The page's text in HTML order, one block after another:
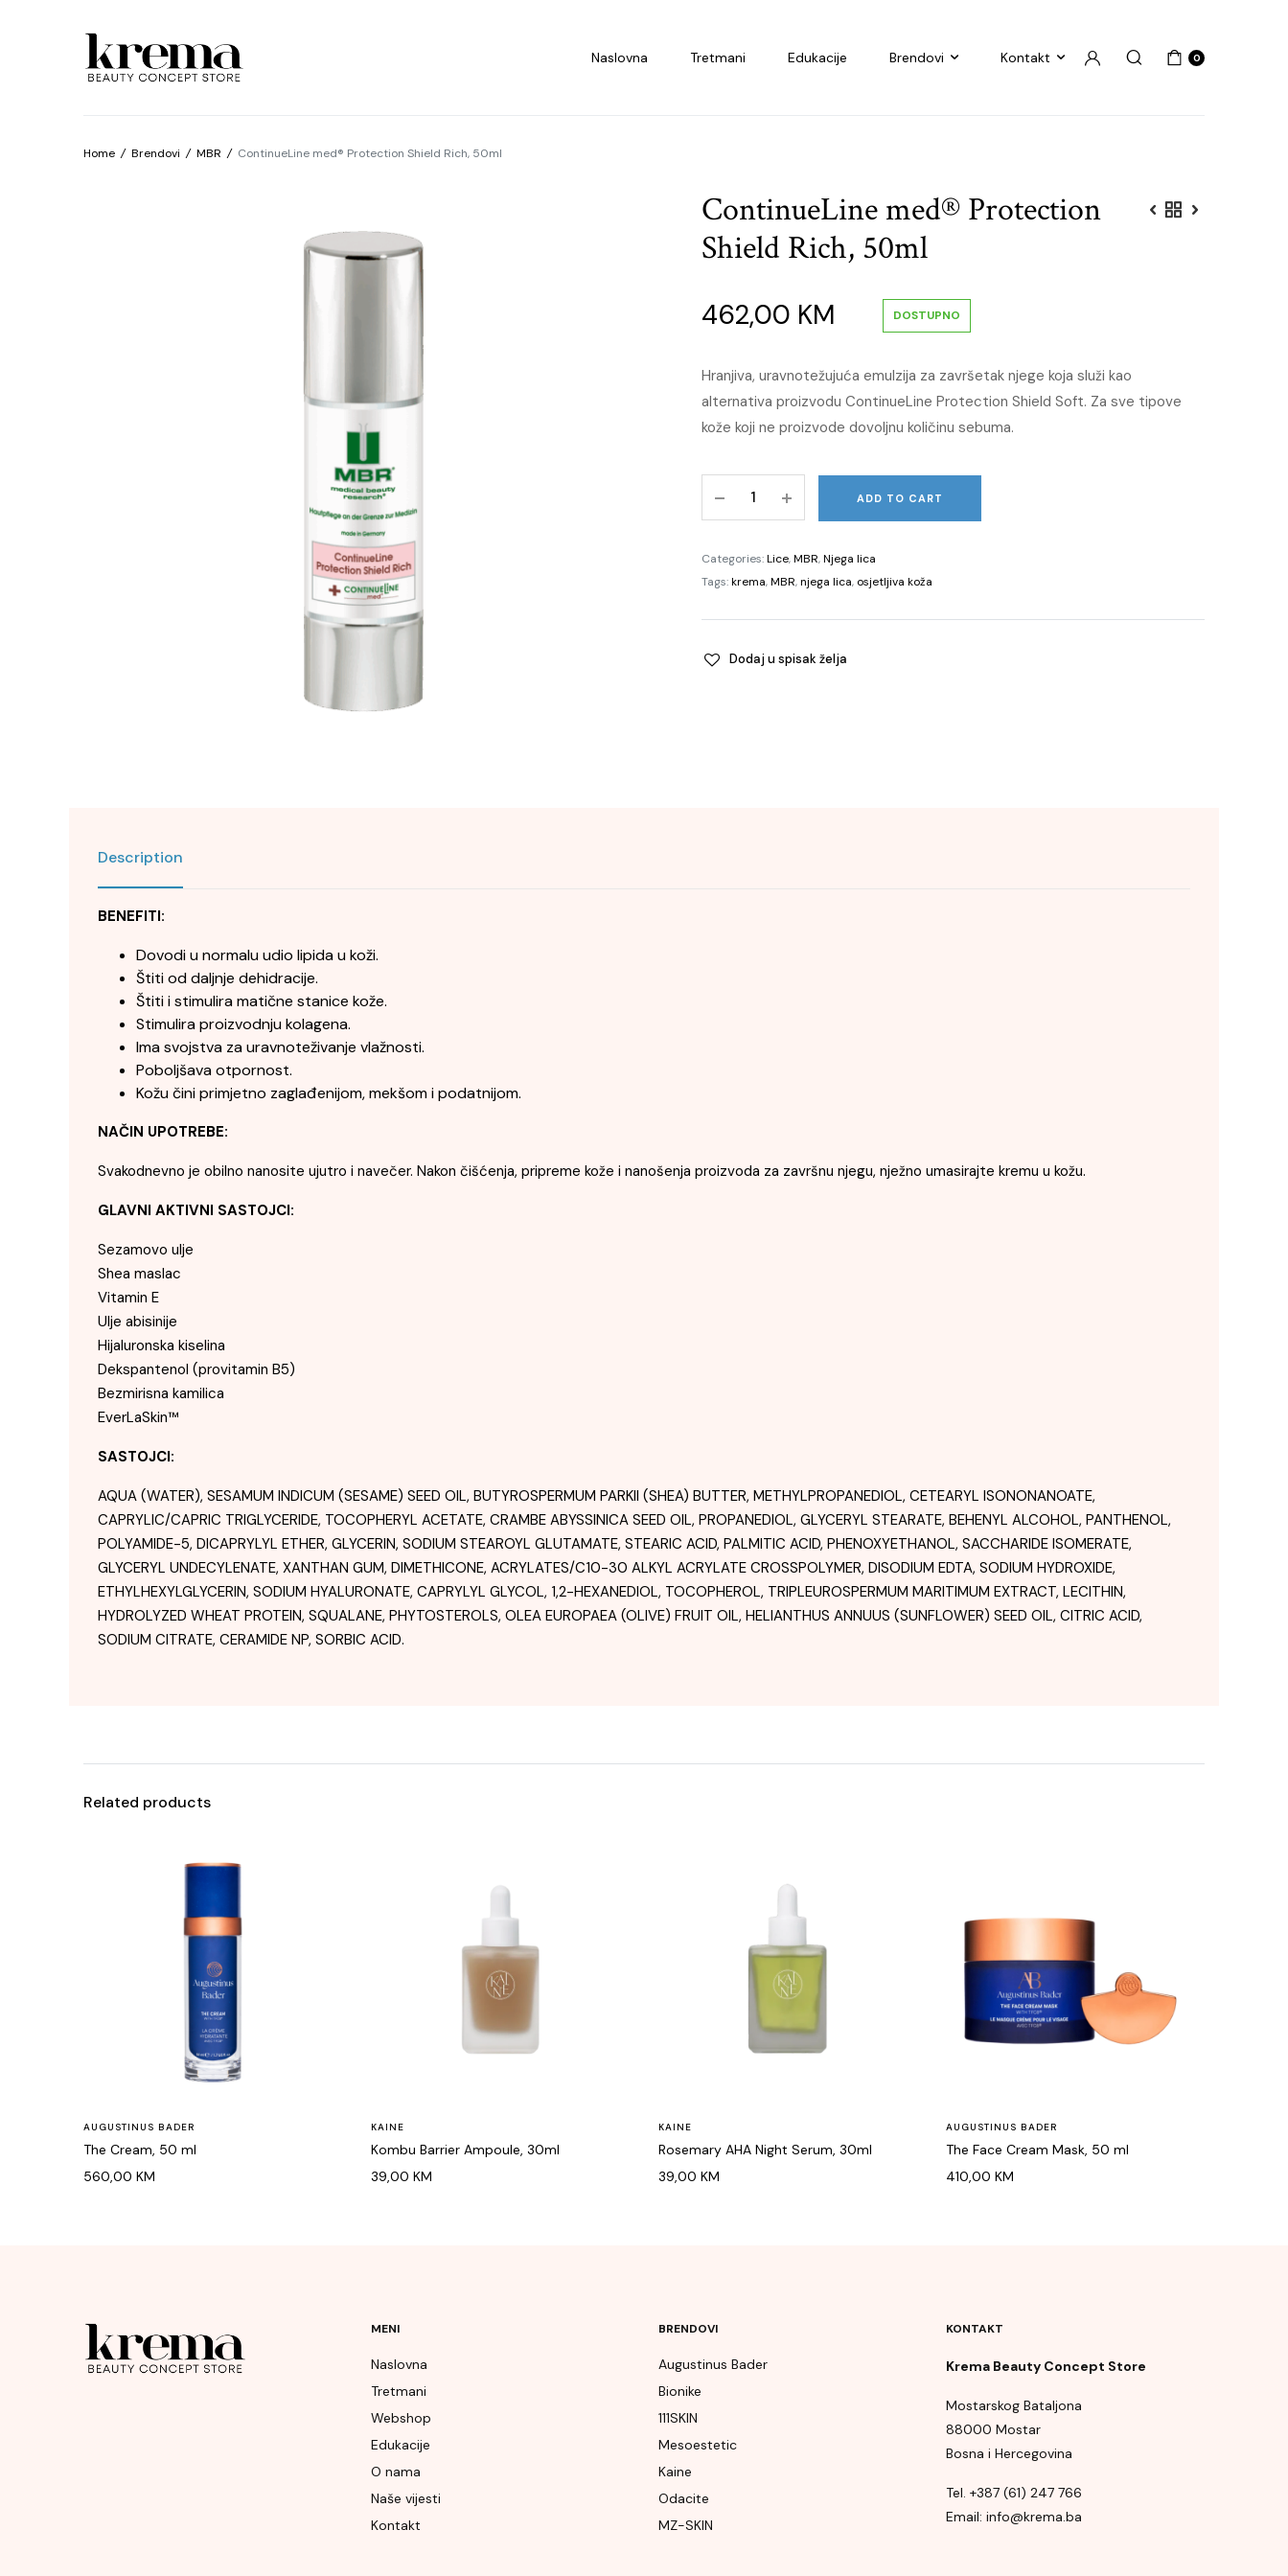
Naslovna Tretmani Edukacije Brendovi Kontakt 0
Home / Brendovi / MBR / ContinueLine med® Protection Shield Rich, 50ml
ContinueLine med® Protection
Shield Rich, 50ml
462,00 KM DOSTUPNO
Hranjiva, uravnotežujuća emulzija za završetak njege koja služi kao
alternativa proizvodu ContinueLine Protection Shield Soft. Za sve tipove
kože koji ne proizvode dovoljnu količinu sebuma.
med®
Shield
Rich,
quantity
ADD TO CART
Categories:Lice,MBR,Njega lica
Tags:krema,MBR,njega lica, osjetljiva koža
Dodaj u spisak želja
Description
BENEFITI:
Dovodi u normalu udio lipida u koži.
Štiti od daljnje dehidracije.
Štiti i stimulira matične stanice kože.
Stimulira proizvodnju kolagena.
Ima svojstva za uravnoteživanje vlažnosti.
Poboljšava otpornost.
Kožu čini primjetno zaglađenijom, mekšom i podatnijom.
NAČIN UPOTREBE:
Svakodnevno je obilno nanosite ujutro i navečer. Nakon čišćenja, pripreme kože i nanošenja proizvoda za završnu njegu, nježno umasirajte kremu u kožu.
GLAVNI AKTIVNI SASTOJCI:
Sezamovo ulje
Shea maslac
Vitamin E
Ulje abisinije
Hijaluronska kiselina
Dekspantenol (provitamin B5)
Bezmirisna kamilica
EverLaSkin™
SASTOJCI:
AQUA (WATER), SESAMUM INDICUM (SESAME) SEED OIL, BUTYROSPERMUM PARKII (SHEA) BUTTER, METHYLPROPANEDIOL, CETEARYL ISONONANOATE,
CAPRYLIC/CAPRIC TRIGLYCERIDE, TOCOPHERYL ACETATE, CRAMBE ABYSSINICA SEED OIL, PROPANEDIOL, GLYCERYL STEARATE, BEHENYL ALCOHOL, PANTHENOL,
POLYAMIDE-5, DICAPRYLYL ETHER, GLYCERIN, SODIUM STEAROYL GLUTAMATE, STEARIC ACID, PALMITIC ACID, PHENOXYETHANOL, SACCHARIDE ISOMERATE,
GLYCERYL UNDECYLENATE, XANTHAN GUM, DIMETHICONE, ACRYLATES/C10-30 ALKYL ACRYLATE CROSSPOLYMER, DISODIUM EDTA, SODIUM HYDROXIDE,
ETHYLHEXYLGLYCERIN, SODIUM HYALURONATE, CAPRYLYL GLYCOL, 1,2-HEXANEDIOL, TOCOPHEROL, TRIPLEUROSPERMUM MARITIMUM EXTRACT, LECITHIN,
HYDROLYZED WHEAT PROTEIN, SQUALANE, PHYTOSTEROLS, OLEA EUROPAEA (OLIVE) FRUIT OIL, HELIANTHUS ANNUUS (SUNFLOWER) SEED OIL, CITRIC ACID,
SODIUM CITRATE, CERAMIDE NP, SORBIC ACID.
Related products
AUGUSTINUS BADER
The Cream, 50 ml
560,00 KM
KAINE
Kombu Barrier Ampoule, 30ml
39,00 KM
KAINE
Rosemary AHA Night Serum, 30ml
39,00 KM
AUGUSTINUS BADER
The Face Cream Mask, 50 ml
410,00 KM
MENI
Naslovna
Tretmani
Webshop
Edukacije
O nama
Naše vijesti
Kontakt
BRENDOVI
Augustinus Bader
Bionike
111SKIN
Mesoestetic
Kaine
Odacite
MZ-SKIN
KONTAKT
Krema Beauty Concept Store
Mostarskog Bataljona
88000 Mostar
Bosna i Hercegovina
Tel. +387 (61) 247 766
Email: info@krema.ba